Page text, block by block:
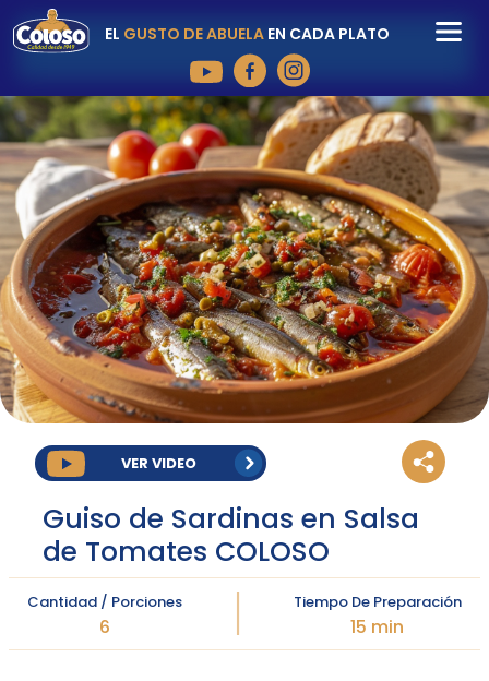
EL GUSTO DE ABUELAEN CADA PLATO
VER VIDEO
Guiso de Sardinas en Salsa
de Tomates COLOSO
Cantidad / Porciones
6
Tiempo De Preparación
15 min